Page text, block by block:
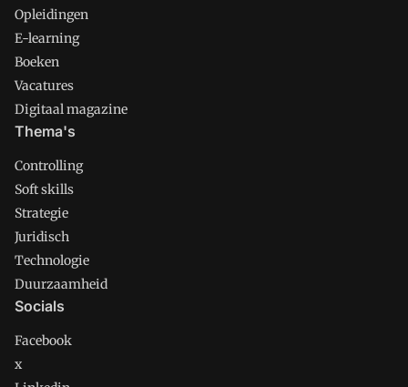
Opleidingen
E-learning
Boeken
Vacatures
Digitaal magazine
Thema's
Controlling
Soft skills
Strategie
Juridisch
Technologie
Duurzaamheid
Socials
Facebook
x